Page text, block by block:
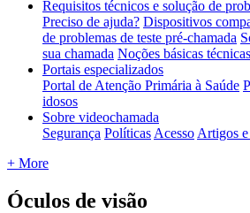
Requisitos técnicos e solução de
Preciso de ajuda? Dispositivos
de problemas de teste pré-chamada
sua chamada Noções básicas técnicas
Portais especializados
Portal de Atenção Primária à Saúde
idosos
Sobre videochamada
Segurança Políticas Acesso Artigos e
+ More
Óculos de visão